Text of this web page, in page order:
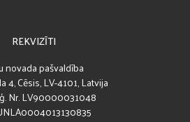
REKVIZĪTI
novada pašvaldība
4, Cēsis, LV-4101, Latvija
Nr. LV90000031048